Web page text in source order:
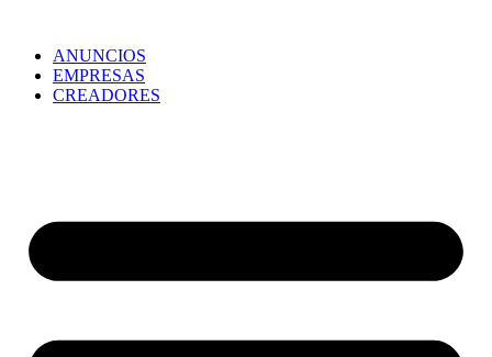
ANUNCIOS
EMPRESAS
CREADORES